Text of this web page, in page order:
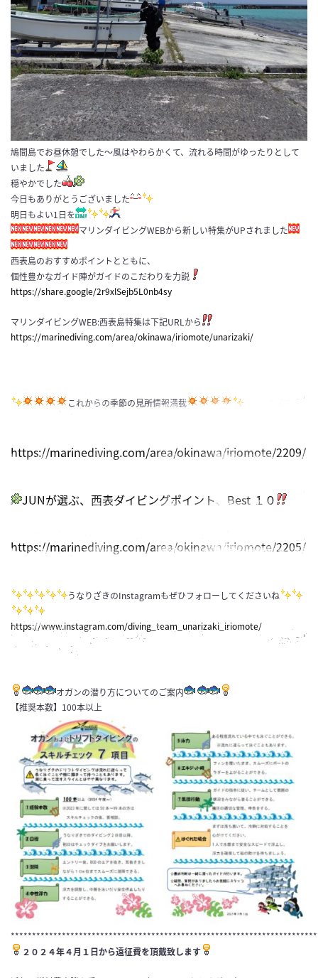
鳩間島でお昼休憩でした～風はやわらかくて、流れる時間がゆったりとして
いました
穏やかでした
今日もありがとうございました
明日もよい1日を
マリンダイビングWEBから新しい特集がUPされました
西表島のおすすめポイントとともに、
個性豊かなガイド陣がガイドのこだわりを力説
https://share.google/2r9xlSejb5L0nb4sy
マリンダイビングWEB:西表島特集は下記URLから
https://marinediving.com/area/okinawa/iriomote/unarizaki/
これからの季節の見所情報満載
https://marinediving.com/area/okinawa/iriomote/2209/
JUNが選ぶ、西表ダイビングポイント、Best １０
https://marinediving.com/area/okinawa/iriomote/2205/
うなりざきのInstagramもぜひフォローしてくださいね
https://www.instagram.com/diving_team_unarizaki_iriomote/
オガンの潜り方についてのご案内
【推奨本数】100本以上
２０２４年４月１日から遠征費を頂戴致します